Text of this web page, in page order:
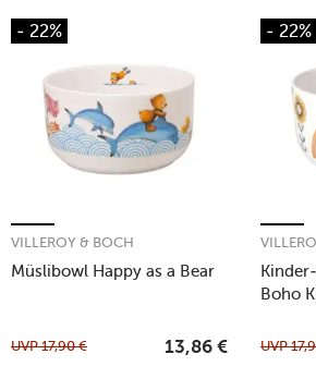
- 22%
Müslibowl Happy as a Bear
VILLEROY & BOCH
UVP17,90 € 13,86 €
- 22%
Boho
UVP